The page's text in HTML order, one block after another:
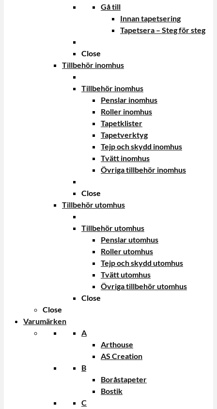
Gå till
Innan tapetsering
Tapetsera – Steg för steg
Close
Tillbehör inomhus
Tillbehör inomhus
Penslar inomhus
Roller inomhus
Tapetklister
Tapetverktyg
Tejp och skydd inomhus
Tvätt inomhus
Övriga tillbehör inomhus
Close
Tillbehör utomhus
Tillbehör utomhus
Penslar utomhus
Roller utomhus
Tejp och skydd utomhus
Tvätt utomhus
Övriga tillbehör utomhus
Close
Close
Varumärken
A
Arthouse
AS Creation
B
Boråstapeter
Bostik
C